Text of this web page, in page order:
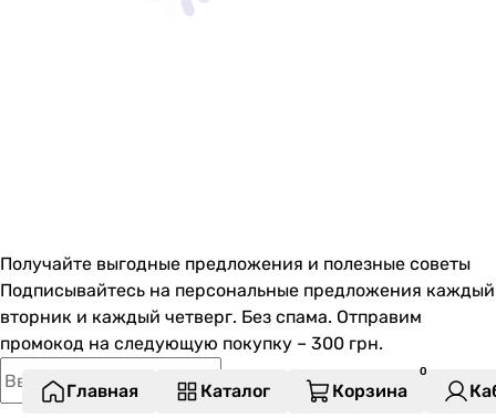
Получайте выгодные предложения и полезные советы
Подписывайтесь на персональные предложения каждый
вторник и каждый четверг. Без спама. Отправим
промокод на следующую покупку – 300 грн.
Главная Каталог Корзина